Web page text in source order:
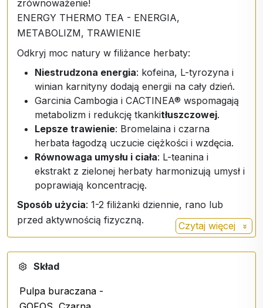
zrównoważenie!
ENERGY THERMO TEA - ENERGIA,
METABOLIZM, TRAWIENIE
Odkryj moc natury w filiżance herbaty:
Niestrudzona energia: kofeina, L-tyrozyna i
winian karnityny dodają energii na cały dzień.
Garcinia Cambogia i CACTINEA® wspomagają
metabolizm i redukcję tkankitłuszczowej.
Lepsze trawienie: Bromelaina i czarna
herbata łagodzą uczucie ciężkości i wzdęcia.
Równowaga umysłu i ciała: L-teanina i
ekstrakt z zielonej herbaty harmonizują umysł i
poprawiają koncentrację.
Sposób użycia: 1-2 filiżanki dziennie, rano lub
przed aktywnością fizyczną.
Czytaj więcej
Skład
Pulpa buraczana -